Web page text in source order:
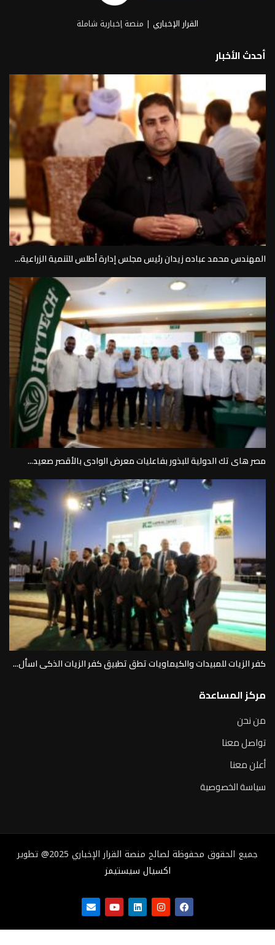
القرار الإخباري | منصة إخبارية شاملة
أحدث الأخبار
المهندس محمد عباده زيدان رئيس مجلس إدارة أطلس للتنمية الزراعية...
مصر هاى تك الدولية للبذور بفاعليات معرض الوادى بالأقصر صعيد...
كفر الزيات للمبيدات والكيماويات تطق تطبيق كفر الزيات الذكى اسأل...
مركز المساعدة
من نحن
تواصل معنا
أعلن معنا
سياسة الخصوصية
جميع الحقوق محفوظة لصالح منصة القرار الإخباري 2025@ تطوير
اكسيال سيستيمز